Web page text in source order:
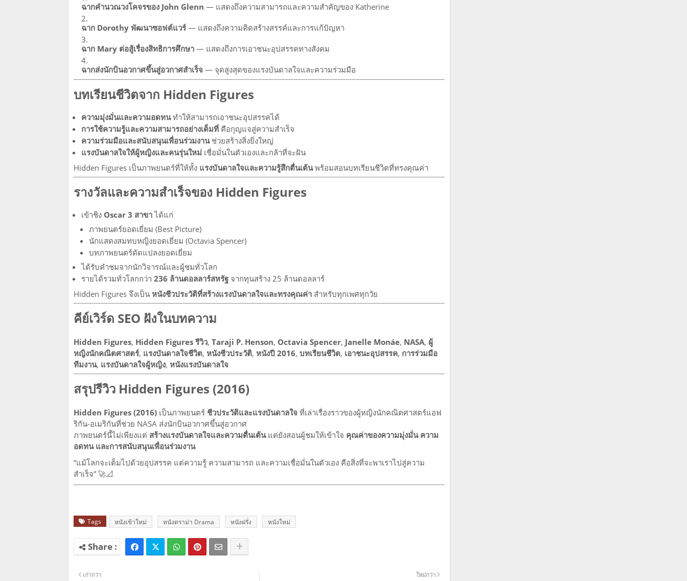
ฉากคำนวณวงโคจรของ John Glenn — แสดงถึงความสามารถและความสำคัญของ Katherine
ฉาก Dorothy พัฒนาซอฟต์แวร์— แสดงถึงความคิดสร้างสรรค์และการแก้ปัญหา
ฉาก Mary ต่อสู้เรื่องสิทธิการศึกษา — แสดงถึงการเอาชนะอุปสรรคทางสังคม
ฉากส่งนักบินอวกาศขึ้นสู่อวกาศสำเร็จ — จุดสูงสุดของแรงบันดาลใจและความร่วมมือ
บทเรียนชีวิตจาก Hidden Figures
ความมุ่งมั่นและความอดทนทำให้สามารถเอาชนะอุปสรรคได้
การใช้ความรู้และความสามารถอย่างเต็มที่ คือกุญแจสู่ความสำเร็จ
ความร่วมมือและสนับสนุนเพื่อนร่วมงานช่วยสร้างสิ่งยิ่งใหญ่
แรงบันดาลใจให้ผู้หญิงและคนรุ่นใหม่ เชื่อมั่นในตัวเองและกล้าที่จะฝัน
Hidden Figures เป็นภาพยนตร์ที่ให้ทั้ง แรงบันดาลใจและความรู้สึกตื่นเต้นพร้อมสอนบทเรียนชีวิตที่ทรงคุณค่า
รางวัลและความสำเร็จของ Hidden Figures
เข้าชิง Oscar 3 สาขาได้แก่
ภาพยนตร์ยอดเยี่ยม (Best Picture)
นักแสดงสมทบหญิงยอดเยี่ยม (Octavia Spencer)
บทภาพยนตร์ดัดแปลงยอดเยี่ยม
ได้รับคำชมจากนักวิจารณ์และผู้ชมทั่วโลก
รายได้รวมทั่วโลกกว่า 236 ล้านดอลลาร์สหรัฐ จากทุนสร้าง 25 ล้านดอลลาร์
Hidden Figures จึงเป็น หนังชีวประวัติที่สร้างแรงบันดาลใจและทรงคุณค่า สำหรับทุกเพศทุกวัย
คีย์เวิร์ด SEO ฝังในบทความ
Hidden Figures, Hidden Figures รีวิว, Taraji P. Henson, Octavia Spencer, Janelle Monáe, NASA, ผู้
หญิงนักคณิตศาสตร์, แรงบันดาลใจชีวิต, หนังชีวประวัติ, หนังปี 2016, บทเรียนชีวิต, เอาชนะอุปสรรค, การร่วมมือ
ทีมงาน, แรงบันดาลใจผู้หญิง, หนังแรงบันดาลใจ
สรุปรีวิว Hidden Figures (2016)
Hidden Figures (2016) เป็นภาพยนตร์ ชีวประวัติและแรงบันดาลใจ ที่เล่าเรื่องราวของผู้หญิงนักคณิตศาสตร์แอฟ
ริกัน-อเมริกันที่ช่วย NASA ส่งนักบินอวกาศขึ้นสู่อวกาศ
ภาพยนตร์นี้ไม่เพียงแต่ สร้างแรงบันดาลใจและความตื่นเต้นแต่ยังสอนผู้ชมให้เข้าใจ คุณค่าของความมุ่งมั่น ความ
อดทน และการสนับสนุนเพื่อนร่วมงาน
“แม้โลกจะเต็มไปด้วยอุปสรรค แต่ความรู้ ความสามารถ และความเชื่อมั่นในตัวเอง คือสิ่งที่จะพาเราไปสู่ความ
สำเร็จ” 🚀📐
Tags หนังเข้าใหม่ หนังดราม่า Drama หนังฝรั่ง หนังใหม่
ใหม่กว่า
เก่ากว่า